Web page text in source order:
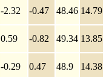
-2.32 -0.47 48.46 14.79
0.59 -0.82 49.34 13.85
-0.29 0.47 48.9 14.38